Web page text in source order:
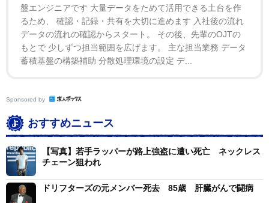
盤エンジニアです 大量データをためて活用できる土台を作
るため、 確認・記録・共有を大切に進めます 入社後の流れ
データの流れの確認からスタート。 その後、先輩のOJTの
もとで 少しずつ担当範囲を広げます。 主な担当業務 データ
蓄積基盤の構築補助 分散処理環境の設定 デ...
Sponsored by
おすすめニュース
【写真】若手ラッパーが路上強盗に遭い死亡 ネックレス
チェーン狙われ
ドリフターズの元メンバー死去 85歳 肝臓がんで闘病